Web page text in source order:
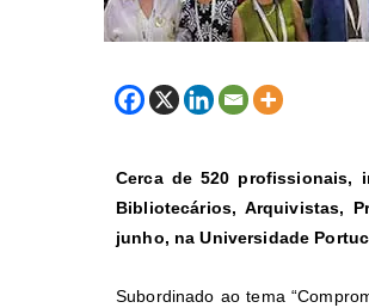
Cerca de 520 profissionais,
Bibliotecários, Arquivistas,
junho, na Universidade
Subordinado ao tema